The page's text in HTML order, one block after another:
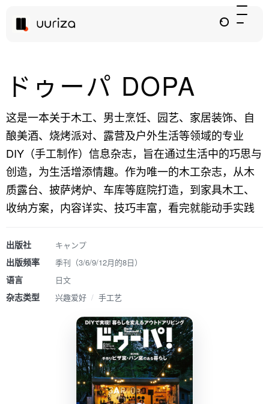
ドゥーパ DOPA
这是一本关于木工、男士烹饪、园艺、家居装饰、自
酿美酒、烧烤派对、露营及户外生活等领域的专业
DIY（手工制作）信息杂志，旨在通过生活中的巧思与
创造，为生活增添情趣。作为唯一的木工杂志，从木
质露台、披萨烤炉、车库等庭院打造，到家具木工、
收纳方案，内容详实、技巧丰富，看完就能动手实践
出版社 キャンプ
出版频率 季刊（3/6/9/12月的8日）
语言 日文
杂志类型 兴趣爱好 / 手工艺